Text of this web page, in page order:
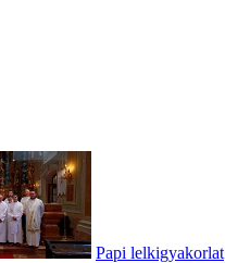
Papi lelkigyakorlat